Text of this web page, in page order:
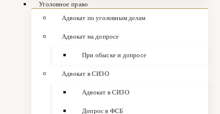
Уголовное право
Адвокат по уголовным делам
Адвокат на допросе
При обыске и допросе
Адвокат в СИЗО
Адвокат в СИЗО
Допрос в ФСБ